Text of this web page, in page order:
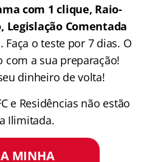
com 1 clique, Raio-
Legislação Comentada
. Faça o teste por 7 dias. O
a sua preparação!
dinheiro de volta!
e Residências não estão
Ilimitada.
MINHA